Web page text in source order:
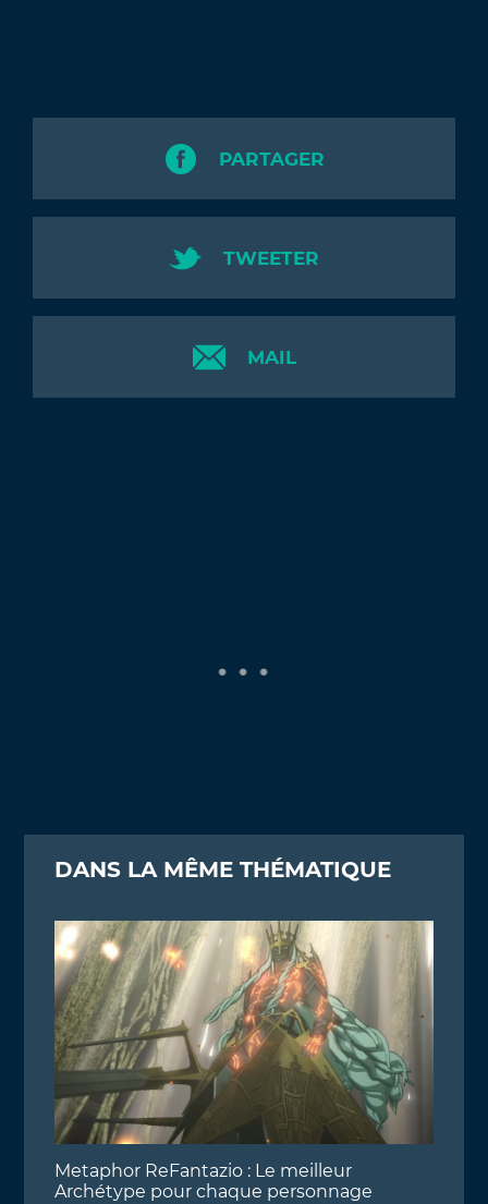
PARTAGER
TWEETER
MAIL
DANS LA MÊME THÉMATIQUE
Metaphor ReFantazio : Le meilleur
Archétype pour chaque personnage